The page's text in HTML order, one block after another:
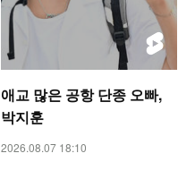
애교 많은 공항 단종 오빠,
박지훈
2026.08.07 18:10